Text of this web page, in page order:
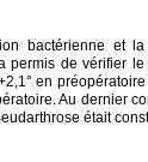
bactérienne et
permis de vérifier
en
Au dernier
était